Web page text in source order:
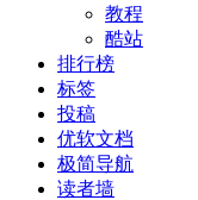
教程
酷站
排行榜
标签
投稿
优软文档
极简导航
读者墙